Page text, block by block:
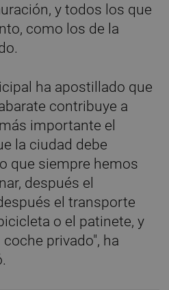
y todos los que
como los de la
ha apostillado que
contribuye a
importante el
la ciudad debe
que siempre hemos
después el
el transporte
o el patinete, y
privado", ha